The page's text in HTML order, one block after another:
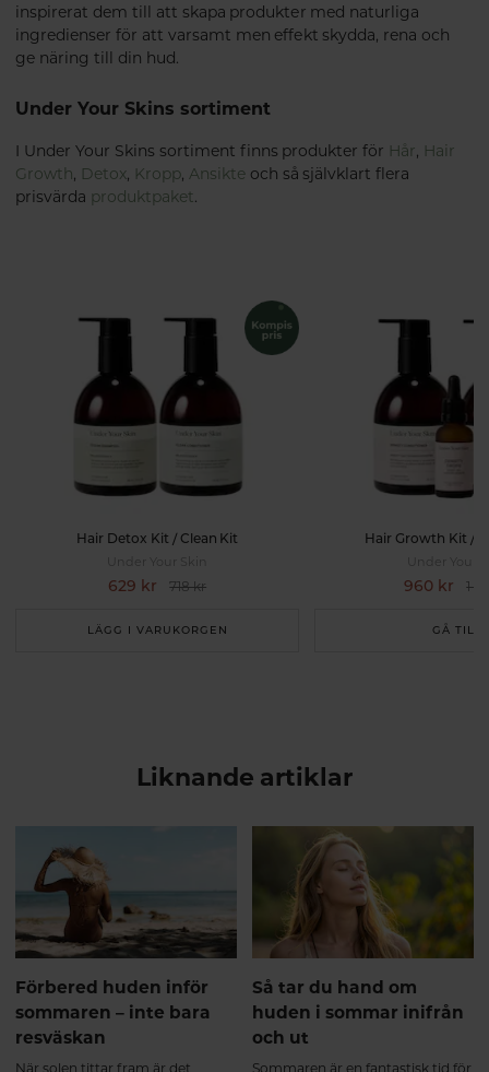
inspirerat dem till att skapa produkter med naturliga
ingredienser för att varsamt men effekt skydda, rena och
ge näring till din hud.
Under Your Skins sortiment
I Under Your Skins sortiment finns produkter för Hår, Hair
Growth, Detox, Kropp, Ansikteoch så självklart flera
prisvärda produktpaket.
Hair Detox Kit / Clean Kit
Under Your Skin
629 kr 718 kr
LÄGG I VARUKORGEN
Hair Growth Kit /
960 kr 1
GÅ TILL
Liknande artiklar
Förbered huden inför
sommaren – inte bara
resväskan
När solen tittar fram är det
Så tar du hand om
huden i sommar inifrån
och ut
Sommaren är en fantastisk tid för